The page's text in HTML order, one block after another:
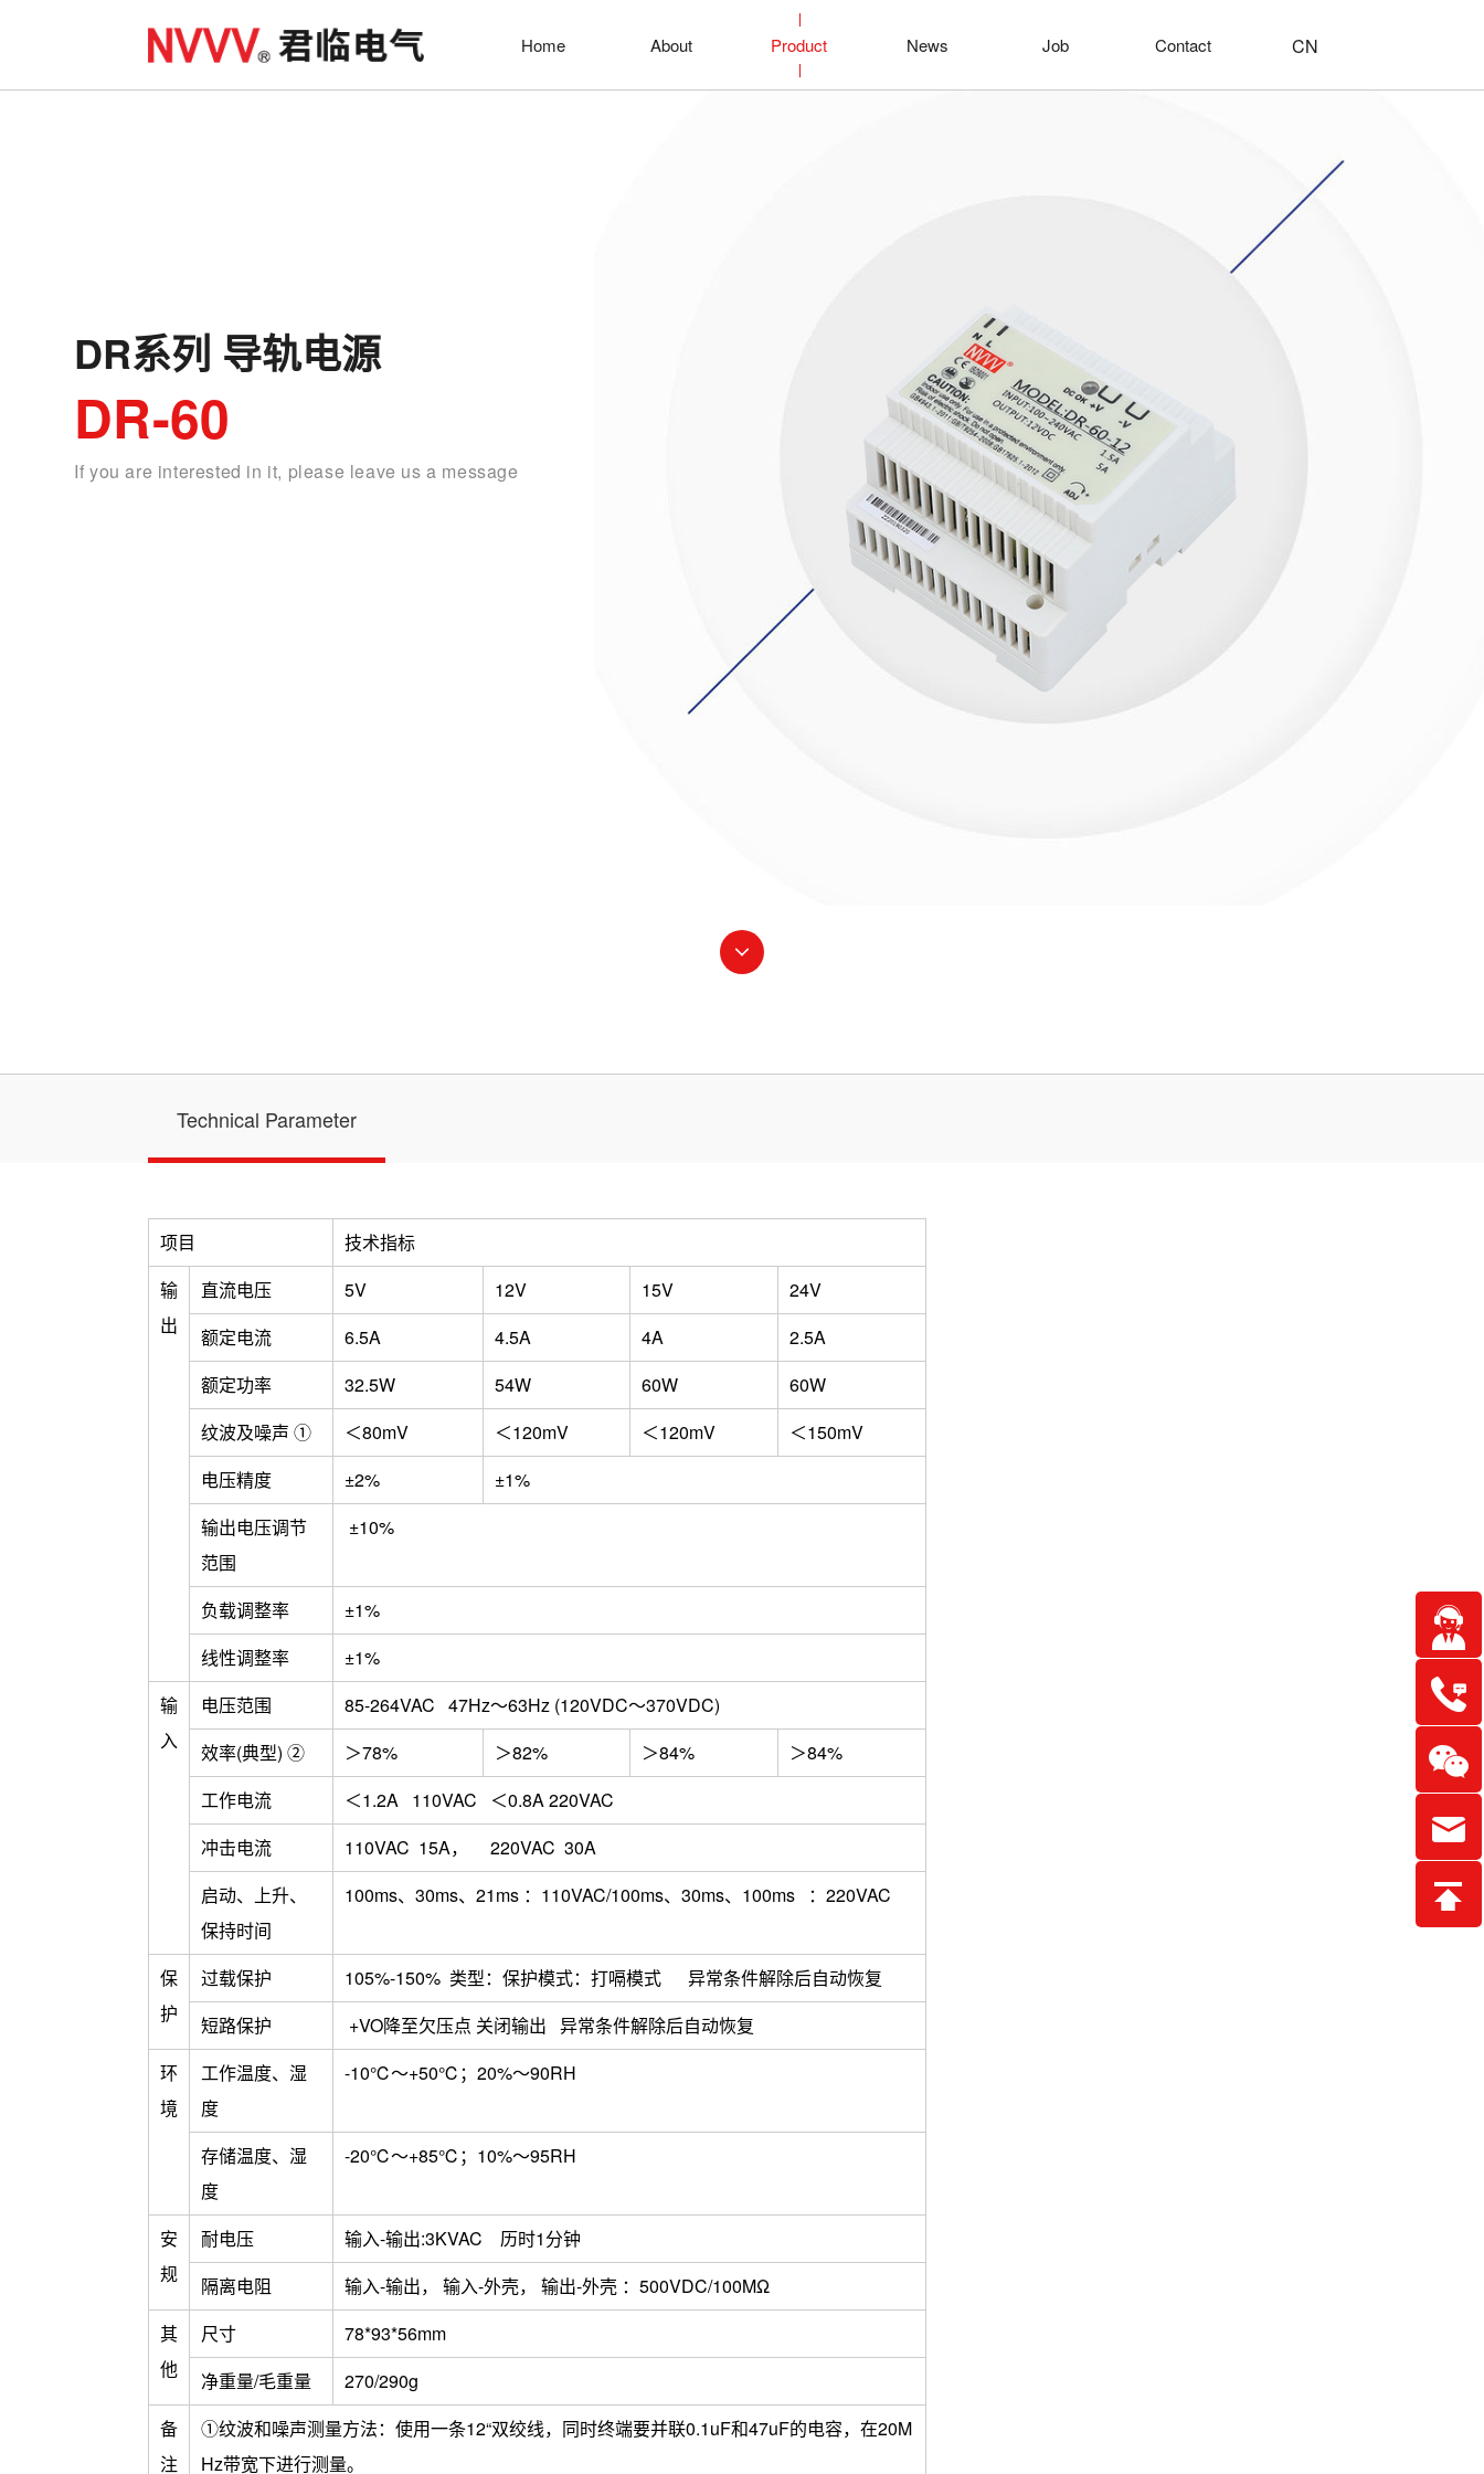
Home About Product News Job Contact CN
DR系列 导轨电源
DR-60
If you are interested in it, please leave us a message
Technical Parameter
项目
技术指标
输
出
直流电压 5V 12V 15V
24V
额定电流
6.5A 4.5A 4A
2.5A
额定功率
32.5W 54W 60W
60W
纹波及噪声 ①
＜80mV ＜120mV ＜120mV
＜150mV
电压精度
±2%
±1%
输出电压调节
范围
±10%
负载调整率
±1%
线性调整率
±1%
输
入
电压范围
85-264VAC 47Hz～63Hz (120VDC～370VDC)
效率(典型) ②
＞78% ＞82% ＞84%
＞84%
工作电流
＜1.2A 110VAC ＜0.8A 220VAC
冲击电流
110VAC 15A， 220VAC 30A
启动、上升、
保持时间
100ms、30ms、21ms ：110VAC/100ms、30ms、100ms ：220VAC
保
护
过载保护
105%-150% 类型：保护模式：打嗝模式 异常条件解除后自动恢复
短路保护
+VO降至欠压点 关闭输出 异常条件解除后自动恢复
环
境
工作温度、湿
度
-10℃～+50℃；20%～90RH
存储温度、湿
度
-20℃～+85℃；10%～95RH
安
规
耐电压
输入-输出:3KVAC 历时1分钟
隔离电阻
输入-输出， 输入-外壳， 输出-外壳 ：500VDC/100MΩ
其
他
尺寸
78*93*56mm
净重量/毛重量
270/290g
备
注
①纹波和噪声测量方法：使用一条12“双绞线，同时终端要并联0.1uF和47uF的电容，在20M
Hz带宽下进行测量。